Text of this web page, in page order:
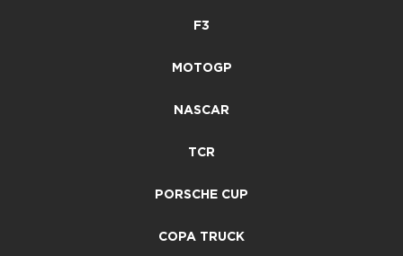
F3
MOTOGP
NASCAR
TCR
PORSCHE CUP
COPA TRUCK